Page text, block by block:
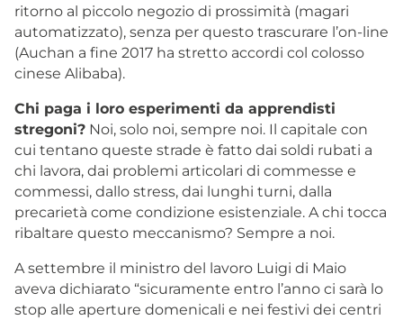
ritorno al piccolo negozio di prossimità (magari
automatizzato), senza per questo trascurare l’on-line
(Auchan a fine 2017 ha stretto accordi col colosso
cinese Alibaba).
Chi paga i loro esperimenti da apprendisti
stregoni? Noi, solo noi, sempre noi. Il capitale con
cui tentano queste strade è fatto dai soldi rubati a
chi lavora, dai problemi articolari di commesse e
commessi, dallo stress, dai lunghi turni, dalla
precarietà come condizione esistenziale. A chi tocca
ribaltare questo meccanismo? Sempre a noi.
A settembre il ministro del lavoro Luigi di Maio
aveva dichiarato “sicuramente entro l’anno ci sarà lo
stop alle aperture domenicali e nei festivi dei centri